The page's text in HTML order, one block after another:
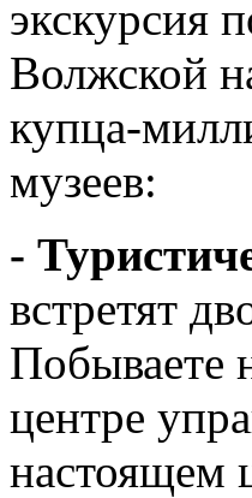
экскурсия
Волжской
купца-
музеев:
-
встретят
Побываете
центре
настоящем